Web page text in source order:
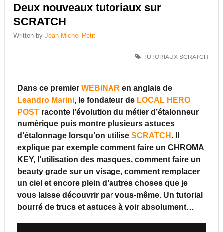
Deux nouveaux tutoriaux sur
SCRATCH
Written byJean Michel Petit
TUTORIAUX SCRATCH
Dans ce premier WEBINAR en anglais de
Leandro Marini, le fondateur de LOCAL HERO
POSTraconte l’évolution du métier d’étalonneur
numérique puis montre plusieurs astuces
d’étalonnage lorsqu’on utilise SCRATCH . Il
explique par exemple comment faire un CHROMA
KEY, l’utilisation des masques, comment faire un
beauty grade sur un visage, comment remplacer
un ciel et encore plein d’autres choses que je
vous laisse découvrir par vous-même. Un tutorial
bourré de trucs et astuces à voir absolument…